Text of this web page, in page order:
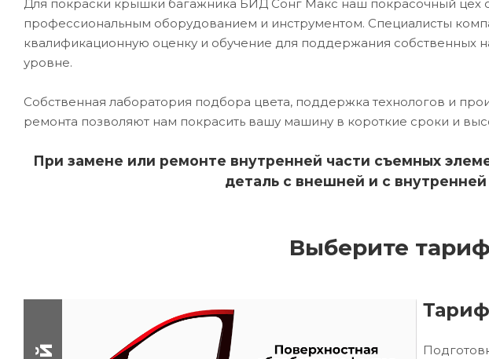
Для покраски крышки багажника БИД Сонг Макс наш покрасочный
профессиональным оборудованием и инструментом. Специалисты
квалификационную оценку и обучение для поддержания собственных
уровне.
Собственная лаборатория подбора цвета, поддержка технологов и
ремонта позволяют нам покрасить вашу машину в короткие сроки и
При замене или ремонте внутренней части съемных
деталь с внешней и с
Выберите